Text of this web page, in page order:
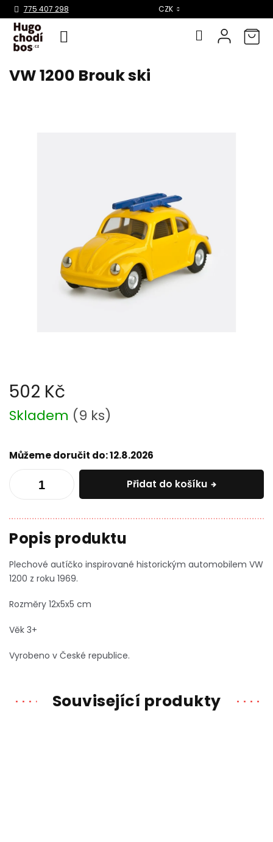
Přejít
775 407 298 CZK
VW 1200 Brouk ski
502 Kč
Měrná
cena:
Skladem (9 ks)
Můžeme doručit do:12.8.2026
Přidat do košíku
Plechové autíčko inspirované historickým automobilem VW
1200 z roku 1969.
Rozměry 12x5x5 cm
Věk 3+
Vyrobeno v České republice.
Související produkty